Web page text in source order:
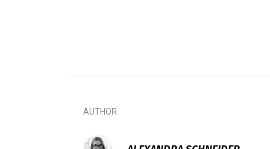
AUTHOR